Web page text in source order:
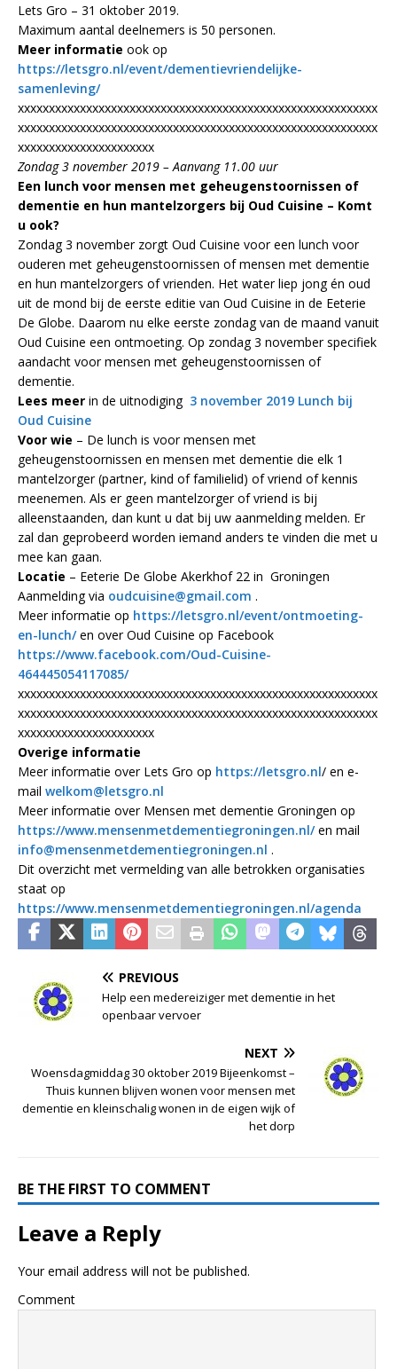
Lets Gro – 31 oktober 2019.
Maximum aantal deelnemers is 50 personen.
Meer informatie ook op
https://letsgro.nl/event/dementievriendelijke-
samenleving/
xxxxxxxxxxxxxxxxxxxxxxxxxxxxxxxxxxxxxxxxxxxxxxxxxxxxxxxxxx
xxxxxxxxxxxxxxxxxxxxxxxxxxxxxxxxxxxxxxxxxxxxxxxxxxxxxxxxxx
xxxxxxxxxxxxxxxxxxxxxx
Zondag 3 november 2019 – Aanvang 11.00 uur
Een lunch voor mensen met geheugenstoornissen of
dementie en hun mantelzorgers bij Oud Cuisine – Komt
u ook?
Zondag 3 november zorgt Oud Cuisine voor een lunch voor
ouderen met geheugenstoornissen of mensen met dementie
en hun mantelzorgers of vrienden. Het water liep jong én oud
uit de mond bij de eerste editie van Oud Cuisine in de Eeterie
De Globe. Daarom nu elke eerste zondag van de maand vanuit
Oud Cuisine een ontmoeting. Op zondag 3 november specifiek
aandacht voor mensen met geheugenstoornissen of
dementie.
Lees meer in de uitnodiging 3 november 2019 Lunch bij
Oud Cuisine
Voor wie – De lunch is voor mensen met
geheugenstoornissen en mensen met dementie die elk 1
mantelzorger (partner, kind of familielid) of vriend of kennis
meenemen. Als er geen mantelzorger of vriend is bij
alleenstaanden, dan kunt u dat bij uw aanmelding melden. Er
zal dan geprobeerd worden iemand anders te vinden die met u
mee kan gaan.
Locatie – Eeterie De Globe Akerkhof 22 in Groningen
Aanmelding via oudcuisine@gmail.com .
Meer informatie op https://letsgro.nl/event/ontmoeting-
en-lunch/en over Oud Cuisine op Facebook
https://www.facebook.com/Oud-Cuisine-
464445054117085/
xxxxxxxxxxxxxxxxxxxxxxxxxxxxxxxxxxxxxxxxxxxxxxxxxxxxxxxxxx
xxxxxxxxxxxxxxxxxxxxxxxxxxxxxxxxxxxxxxxxxxxxxxxxxxxxxxxxxx
xxxxxxxxxxxxxxxxxxxxxx
Overige informatie
Meer informatie over Lets Gro op https://letsgro.nl/ en e-
mail welkom@letsgro.nl
Meer informatie over Mensen met dementie Groningen op
https://www.mensenmetdementiegroningen.nl/en mail
info@mensenmetdementiegroningen.nl .
Dit overzicht met vermelding van alle betrokken organisaties
staat op
https://www.mensenmetdementiegroningen.nl/agenda
PREVIOUS
Help een medereiziger met dementie in het
openbaar vervoer
NEXT
Woensdagmiddag 30 oktober 2019 Bijeenkomst –
Thuis kunnen blijven wonen voor mensen met
dementie en kleinschalig wonen in de eigen wijk of
het dorp
BE THE FIRST TO COMMENT
Leave a Reply
Your email address will not be published.
Comment